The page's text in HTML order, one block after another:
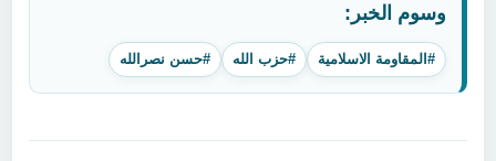
وسوم الخبر:
#المقاومة الاسلامية #حزب الله #حسن نصرالله